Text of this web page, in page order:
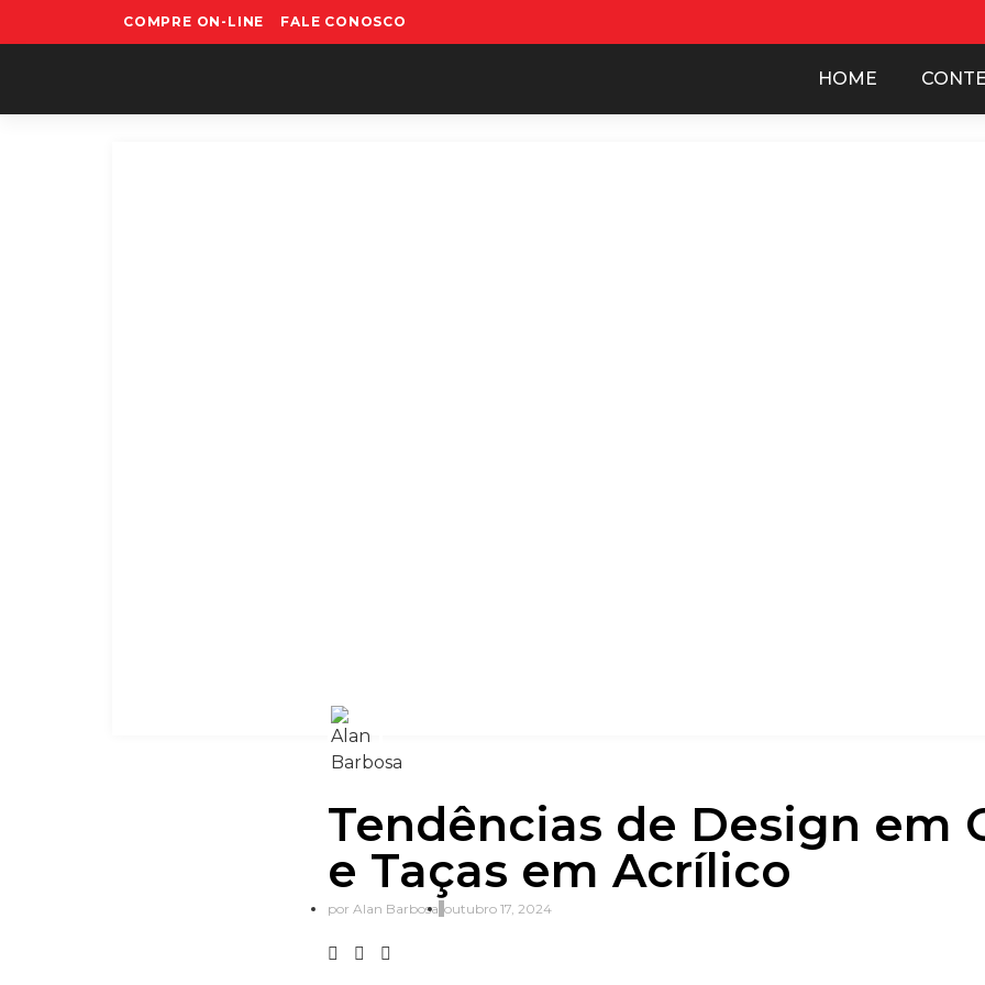
COMPRE ON-LINE FALE CONOSCO
HOME
Tendências de Design em
e Taças em Acrílico
por Alan Barbosa outubro 17, 2024